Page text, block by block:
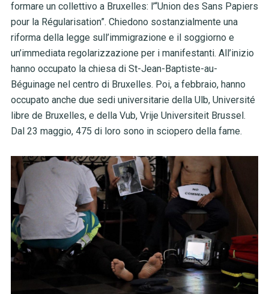
formare un collettivo a Bruxelles: l’“Union des Sans Papiers
pour la Régularisation”. Chiedono sostanzialmente una
riforma della legge sull’immigrazione e il soggiorno e
un’immediata regolarizzazione per i manifestanti. All’inizio
hanno occupato la chiesa di St-Jean-Baptiste-au-
Béguinage nel centro di Bruxelles. Poi, a febbraio, hanno
occupato anche due sedi universitariedella Ulb, Université
libre de Bruxelles,e della Vub, Vrije Universiteit Brussel.
Dal 23 maggio, 475 di loro sono in sciopero della fame.